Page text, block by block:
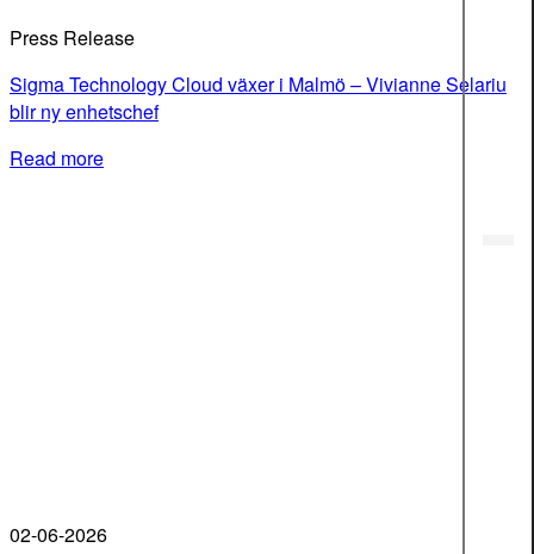
Press Release
Sigma Technology Cloud växer i Malmö – Vivianne Selariu
blir ny enhetschef
Read more
02-06-2026